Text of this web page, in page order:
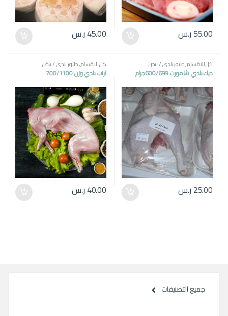
55.00ر.س 45.00 ر.س
كل الاقسام,طيور بلدي / بيض
ديك بلدي شامورت 600/699جرام
25.00 ر.س
كل الاقسام,طيور بلدي / بيض
ارنب بلدي وزن 700/1100
40.00 ر.س
جميع التصنيفات